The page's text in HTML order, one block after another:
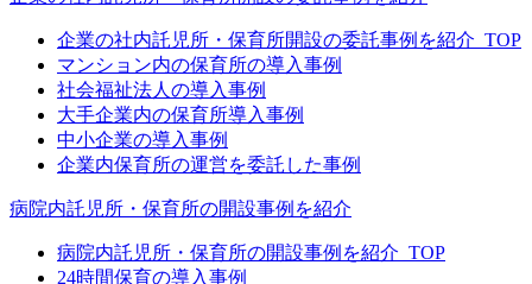
企業の社内託児所・保育所開設の委託事例を紹介_TOP
マンション内の保育所の導入事例
社会福祉法人の導入事例
大手企業内の保育所導入事例
中小企業の導入事例
企業内保育所の運営を委託した事例
病院内託児所・保育所の開設事例を紹介
病院内託児所・保育所の開設事例を紹介_TOP
24時間保育の導入事例